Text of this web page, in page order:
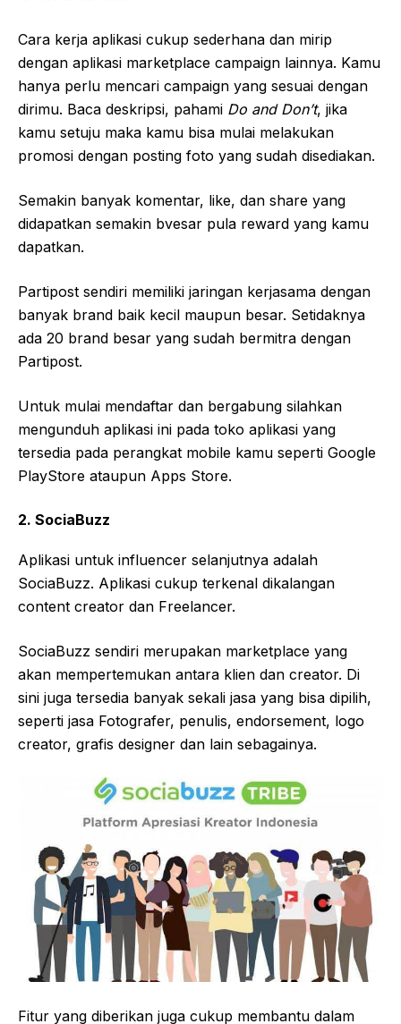
Cara kerja aplikasi cukup sederhana dan mirip
dengan aplikasi marketplace campaign lainnya. Kamu
hanya perlu mencari campaign yang sesuai dengan
dirimu. Baca deskripsi, pahami Do and Don’t, jika
kamu setuju maka kamu bisa mulai melakukan
promosi dengan posting foto yang sudah disediakan.
Semakin banyak komentar, like, dan share yang
didapatkan semakin bvesar pula reward yang kamu
dapatkan.
Partipost sendiri memiliki jaringan kerjasama dengan
banyak brand baik kecil maupun besar. Setidaknya
ada 20 brand besar yang sudah bermitra dengan
Partipost.
Untuk mulai mendaftar dan bergabung silahkan
mengunduh aplikasi ini pada toko aplikasi yang
tersedia pada perangkat mobile kamu seperti Google
PlayStore ataupun Apps Store.
2. SociaBuzz
Aplikasi untuk influencer selanjutnya adalah
SociaBuzz. Aplikasi cukup terkenal dikalangan
content creator dan Freelancer.
SociaBuzz sendiri merupakan marketplace yang
akan mempertemukan antara klien dan creator. Di
sini juga tersedia banyak sekali jasa yang bisa dipilih,
seperti jasa Fotografer, penulis, endorsement, logo
creator, grafis designer dan lain sebagainya.
Fitur yang diberikan juga cukup membantu dalam